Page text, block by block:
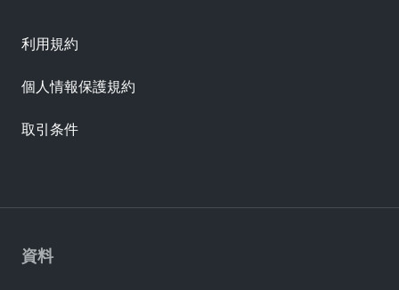
資料
利用規約
個人情報保護規約
取引条件